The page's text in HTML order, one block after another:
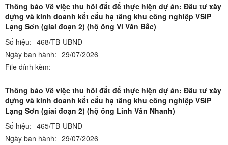
Thông báo Về việc thu hồi đất để thực hiện dự án: Đầu tư xây
dựng và kinh doanh kết cấu hạ tầng khu công nghiệp VSIP
Lạng Sơn (giai đoạn 2) (hộ ông Vi Văn Bắc)
Số hiệu: 468/TB-UBND
Ngày ban hành: 29/07/2026
File đính kèm:
Thông báo Về việc thu hồi đất để thực hiện dự án: Đầu tư xây
dựng và kinh doanh kết cấu hạ tầng khu công nghiệp VSIP
Lạng Sơn (giai đoạn 2) (hộ ông Linh Văn Nhanh)
Số hiệu: 465/TB-UBND
Ngày ban hành: 29/07/2026